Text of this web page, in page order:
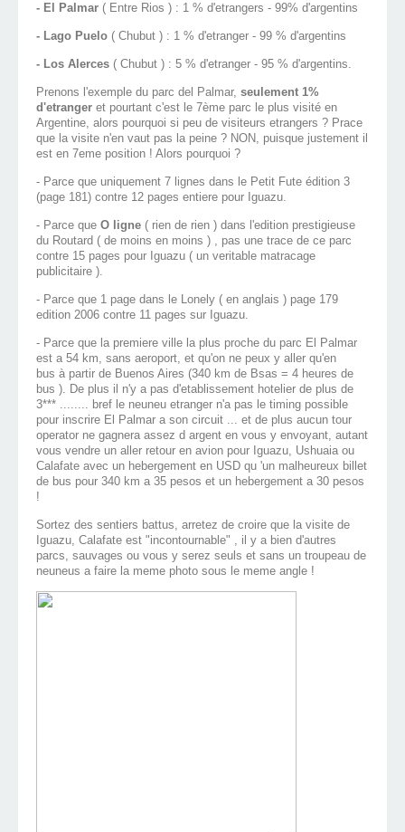
- El Palmar ( Entre Rios ) : 1 % d'etrangers - 99% d'argentins
- Lago Puelo ( Chubut ) : 1 % d'etranger - 99 % d'argentins
- Los Alerces ( Chubut ) : 5 % d'etranger - 95 % d'argentins.
Prenons l'exemple du parc del Palmar, seulement 1%
d'etranger et pourtant c'est le 7ème parc le plus visité en
Argentine, alors pourquoi si peu de visiteurs etrangers ? Prace
que la visite n'en vaut pas la peine ? NON, puisque justement il
est en 7eme position ! Alors pourquoi ?
- Parce que uniquement 7 lignes dans le Petit Fute édition 3
(page 181) contre 12 pages entiere pour Iguazu.
- Parce que O ligne ( rien de rien ) dans l'edition prestigieuse
du Routard ( de moins en moins ) , pas une trace de ce parc
contre 15 pages pour Iguazu ( un veritable matracage
publicitaire ).
- Parce que 1 page dans le Lonely ( en anglais ) page 179
edition 2006 contre 11 pages sur Iguazu.
- Parce que la premiere ville la plus proche du parc El Palmar
est a 54 km, sans aeroport, et qu'on ne peux y aller qu'en
bus à partir de Buenos Aires (340 km de Bsas = 4 heures de
bus ). De plus il n'y a pas d'etablissement hotelier de plus de
3*** ........ bref le neuneu etranger n'a pas le timing possible
pour inscrire El Palmar a son circuit ... et de plus aucun tour
operator ne gagnera assez d argent en vous y envoyant, autant
vous vendre un aller retour en avion pour Iguazu, Ushuaia ou
Calafate avec un hebergement en USD qu 'un malheureux billet
de bus pour 340 km a 35 pesos et un hebergement a 30 pesos
!
Sortez des sentiers battus, arretez de croire que la visite de
Iguazu, Calafate est "incontournable" , il y a bien d'autres
parcs, sauvages ou vous y serez seuls et sans un troupeau de
neuneus a faire la meme photo sous le meme angle !